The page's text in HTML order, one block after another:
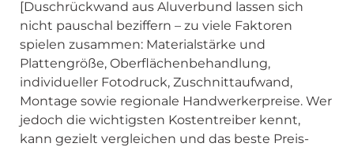
[Duschrückwand aus Aluverbund lassen sich
nicht pauschal beziffern – zu viele Faktoren
spielen zusammen: Materialstärke und
Plattengröße, Oberflächenbehandlung,
individueller Fotodruck, Zuschnittaufwand,
Montage sowie regionale Handwerkerpreise. Wer
jedoch die wichtigsten Kostentreiber kennt,
kann gezielt vergleichen und das beste Preis-